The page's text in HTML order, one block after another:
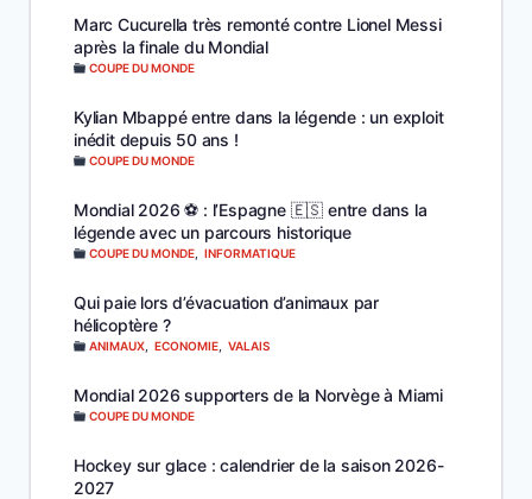
Marc Cucurella très remonté contre Lionel Messi
après la finale du Mondial
COUPE DU MONDE
Kylian Mbappé entre dans la légende : un exploit
inédit depuis 50 ans !
COUPE DU MONDE
Mondial 2026 ⚽️ : l’Espagne 🇪🇸 entre dans la
légende avec un parcours historique
COUPE DU MONDE INFORMATIQUE
Qui paie lors d’évacuation d’animaux par
hélicoptère ?
ANIMAUX ECONOMIE VALAIS
Mondial 2026 supporters de la Norvège à Miami
COUPE DU MONDE
Hockey sur glace : calendrier de la saison 2026-
2027